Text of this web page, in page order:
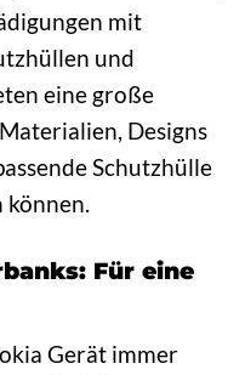
mit
und
eine große
Designs
Schutzhülle
können.
Für eine
Gerät immer